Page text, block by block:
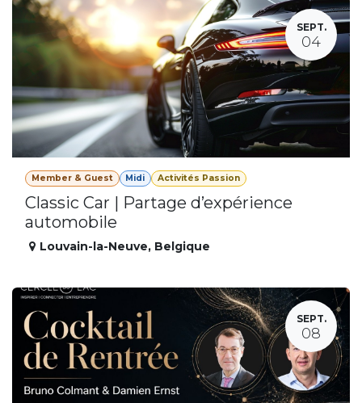
SEPT.
04
Member & Guest Midi Activités Passion
Classic Car | Partage d’expérience
automobile
Louvain-la-Neuve, Belgique
SEPT.
08